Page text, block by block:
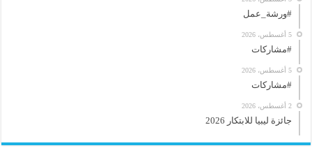
#ورشة_عمل
5 أغسطس، 2026
#مشاركات
5 أغسطس، 2026
#مشاركات
2 أغسطس، 2026
جائزة ليبيا للابتكار 2026